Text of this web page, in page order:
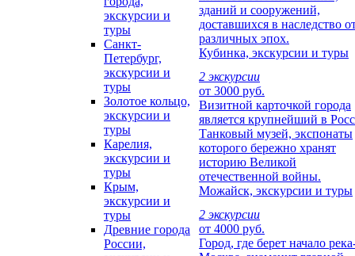
экскурсии и
туры
Санкт-
Петербург,
экскурсии и
туры
Золотое кольцо,
экскурсии и
туры
Карелия,
экскурсии и
туры
Крым,
экскурсии и
туры
Древние города
России,
зданий и сооружений,
доставшихся в наследство
различных эпох.
Кубинка, экскурсии и туры
2 экскурсии
от 3000 руб.
Визитной карточкой города
является крупнейший в
Танковый музей, экспонаты
которого бережно хранят
историю Великой
отечественной войны.
Можайск, экскурсии и туры
2 экскурсии
от 4000 руб.
Город, где берет начало